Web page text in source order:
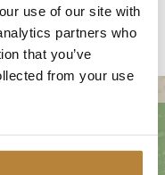
use of our site with
partners who
that you’ve
from your use